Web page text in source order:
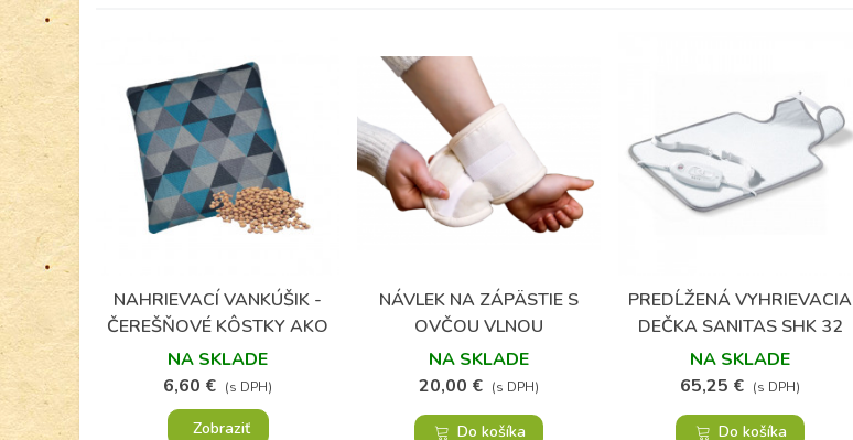
Obľúbené
NAHRIEVACÍ VANKÚŠIK -
ČEREŠŇOVÉ KÔSTKY AKO
OBKLAD
NA SKLADE
6,60 € (s DPH)
Zobraziť
Obľúbené
NÁVLEK NA ZÁPÄSTIE S
OVČOU VLNOU
NA SKLADE
20,00 € (s DPH)
Do košíka
Obľúbené
PREDĹŽENÁ VYHRIEVACIA
DEČKA SANITAS SHK 32
NA SKLADE
65,25 € (s DPH)
Do košíka